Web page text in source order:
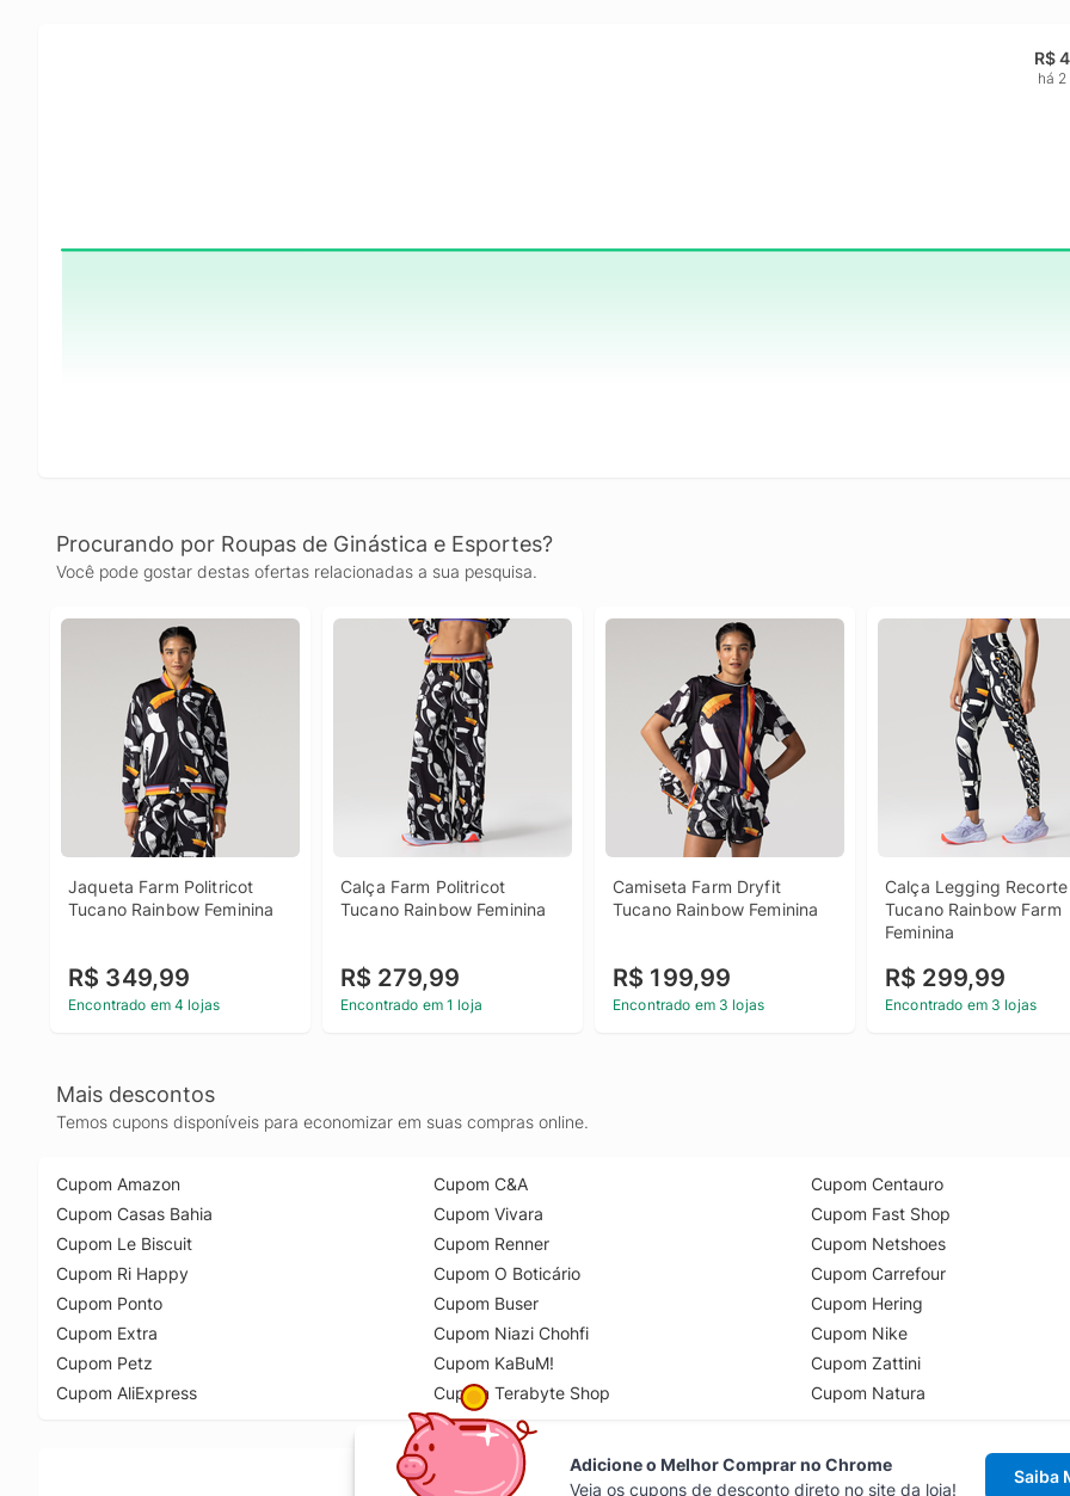
R$
há 2
Procurando por Roupas de Ginástica e Esportes?
Você pode gostar destas ofertas relacionadas a sua pesquisa.
Jaqueta Farm Politricot
Tucano Rainbow Feminina
R$ 349,99
Encontrado em 4 lojas
Calça Farm Politricot
Tucano Rainbow Feminina
R$ 279,99
Encontrado em 1 loja
Camiseta Farm Dryfit
Tucano Rainbow Feminina
R$ 199,99
Encontrado em 3 lojas
Calça Legging Recorte
Tucano Rainbow Farm
Feminina
R$ 299,99
Encontrado em 3 lojas
Mais descontos
Temos cupons disponíveis para economizar em suas compras online.
Cupom Amazon
Cupom Casas Bahia
Cupom Le Biscuit
Cupom Ri Happy
Cupom Ponto
Cupom Extra
Cupom Petz
Cupom AliExpress
Cupom C&A
Cupom Vivara
Cupom Renner
Cupom O Boticário
Cupom Buser
Cupom Niazi Chohfi
Cupom KaBuM!
Cupom Terabyte Shop
Cupom Centauro
Cupom Fast Shop
Cupom Netshoes
Cupom Carrefour
Cupom Hering
Cupom Nike
Cupom Zattini
Cupom Natura
Adicione o Melhor Comprar no Chrome
Veja os cupons de desconto direto no site da loja!
Saiba